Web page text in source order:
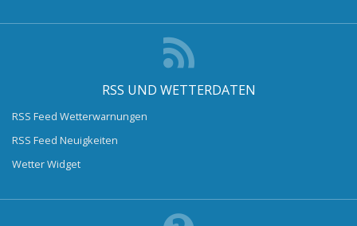
RSS UND WETTERDATEN
RSS Feed Wetterwarnungen
RSS Feed Neuigkeiten
Wetter Widget